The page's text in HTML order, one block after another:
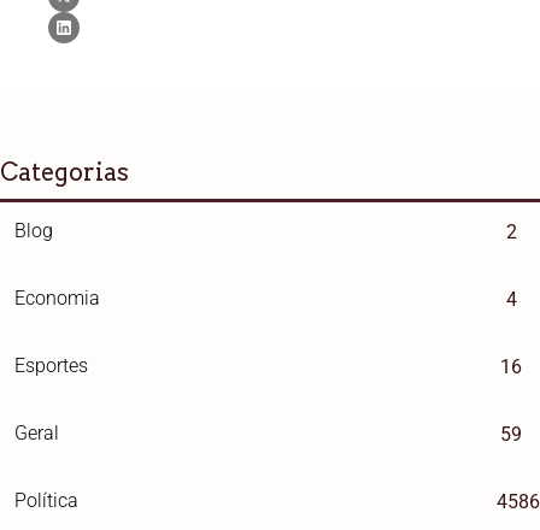
Categorias
Blog 2
Economia 4
Esportes 16
Geral 59
Política 4586